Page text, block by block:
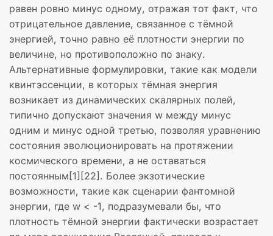
равен ровно минус одному, отражая тот факт, что
отрицательное давление, связанное с тёмной
энергией, точно равно её плотности энергии по
величине, но противоположно по знаку.
Альтернативные формулировки, такие как модели
квинтэссенции, в которых тёмная энергия
возникает из динамических скалярных полей,
типично допускают значения w между минус
одним и минус одной третью, позволяя уравнению
состояния эволюционировать на протяжении
космического времени, а не оставаться
постоянным[1][22]. Более экзотические
возможности, такие как сценарии фантомной
энергии, где w < -1, подразумевали бы, что
плотность тёмной энергии фактически возрастает